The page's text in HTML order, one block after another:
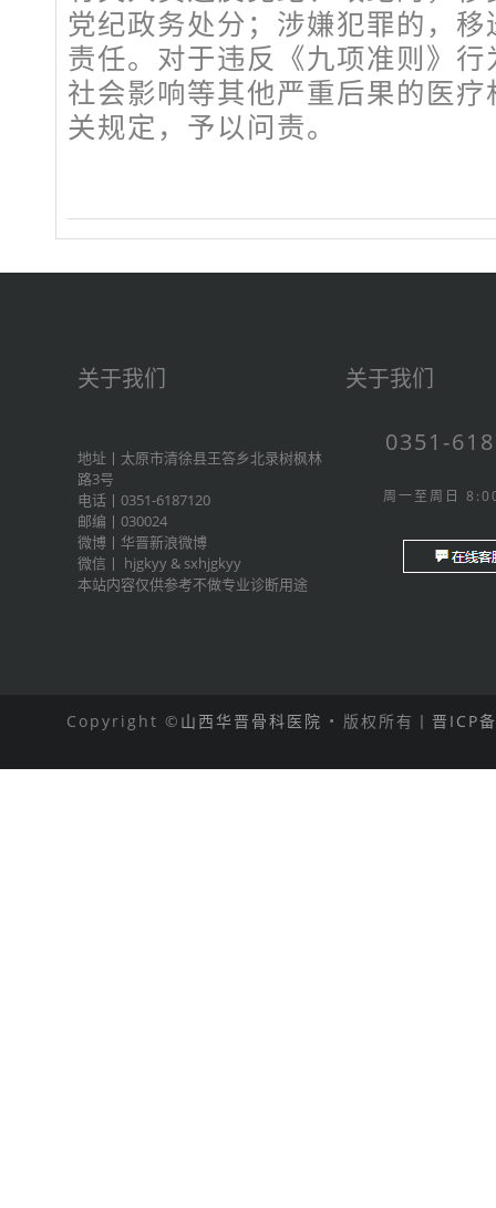
党纪政务处分；涉嫌犯罪的，
责任。对于违反《九项准则》
社会影响等其他严重后果的医
关规定，予以问责。
关于我们
地址丨太原市清徐县王答乡北录树枫林
路3号
电话丨0351-6187120
邮编丨030024
微博丨 华晋新浪微博
微信丨 hjgkyy & sxhjgkyy
本站内容仅供参考不做专业诊断用途
关于我们
0351-
周一至周日
Copyright © 山西华晋骨科医院 • 版权所有丨 晋ICP